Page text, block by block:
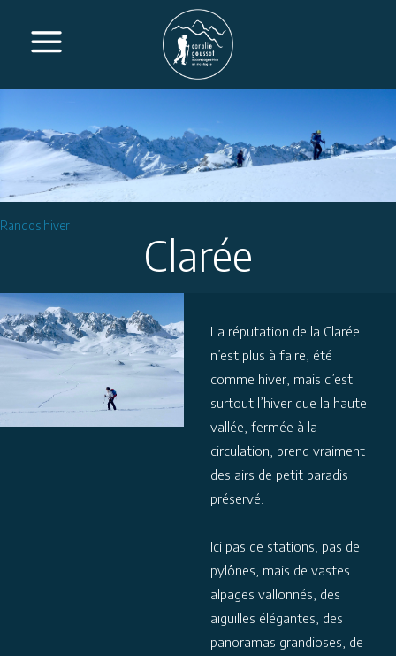
Randos hiver
Clarée
La réputation de la Clarée
n’est plus à faire, été
comme hiver, mais c’est
surtout l’hiver que la haute
vallée, fermée à la
circulation, prend vraiment
des airs de petit paradis
préservé.
Ici pas de stations, pas de
pylônes, mais de vastes
alpages vallonnés, des
aiguilles élégantes, des
panoramas grandioses, de